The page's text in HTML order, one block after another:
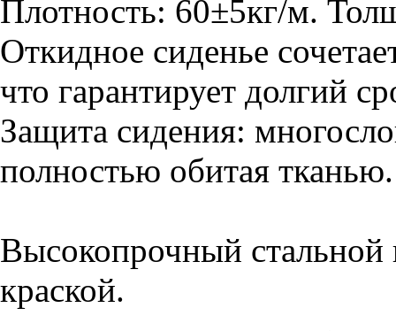
Плотность: 60±5кг/м.
Откидное сиденье
что гарантирует долгий
Защита сидения:
полностью обитая
Высокопрочный
краской.